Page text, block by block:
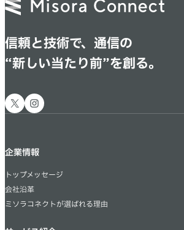
信頼と技術で、通信の
“新しい当たり前”を創る。
X Instagram
企業情報
トップメッセージ
会社沿革
ミソラコネクトが選ばれる理由